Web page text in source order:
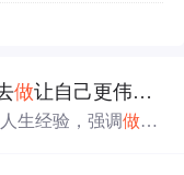
做让自己更伟大的
生经验，强调做让